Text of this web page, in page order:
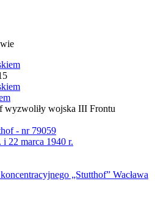
wyzwoliły wojska III Frontu
- nr 79059
i 22 marca 1940 r.
„Stutthof” Wacława